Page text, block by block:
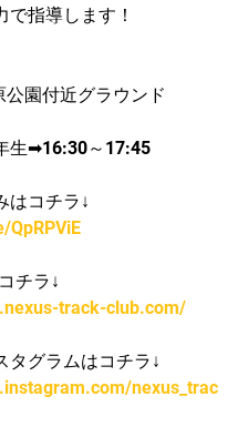
で指導します！
園付近グラウンド
生➡16:30～17:45
はコチラ↓
チラ↓
track-club.com/
タグラムはコチラ↓
nexus_trac